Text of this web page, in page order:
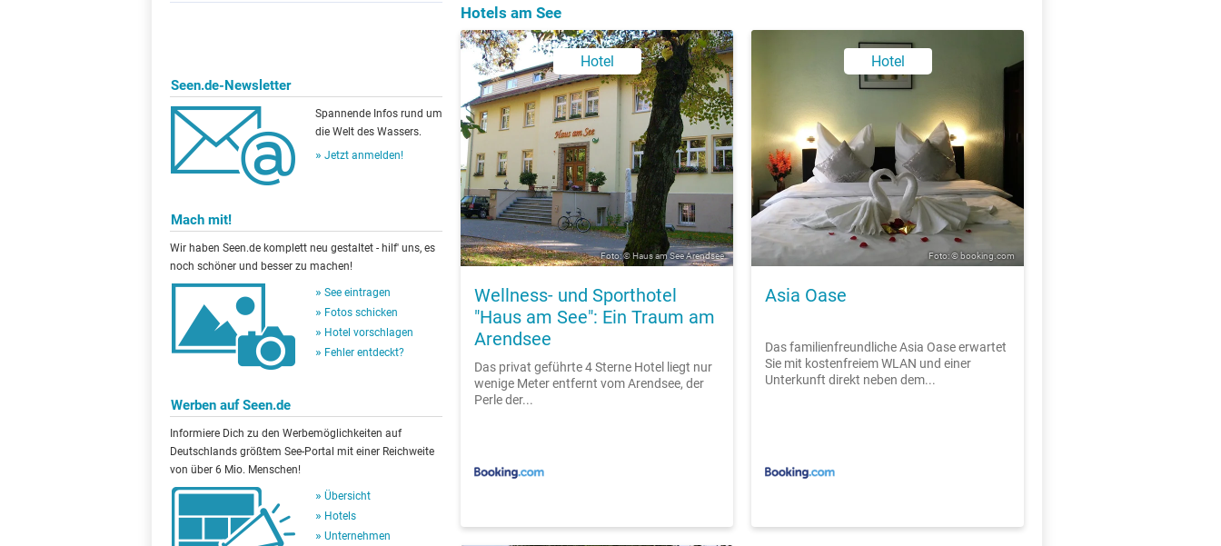
Seen.de-Newsletter
Spannende Infos rund um
die Welt des Wassers.
Jetzt anmelden!
Mach mit!
Wir haben Seen.de komplett neu gestaltet - hilf' uns, es
noch schöner und besser zu machen!
See eintragen
Fotos schicken
Hotel vorschlagen
Fehler entdeckt?
Werben auf Seen.de
Informiere Dich zu den Werbemöglichkeiten auf
Deutschlands größtem See-Portal mit einer Reichweite
von über 6 Mio. Menschen!
Übersicht
Hotels
Unternehmen
Hotels am See
Hotel
Foto: © Haus am See Arendsee
Wellness- und Sporthotel
"Haus am See": Ein Traum am
Arendsee
Das privat geführte 4 Sterne Hotel liegt nur
wenige Meter entfernt vom Arendsee, der
Perle der...
Hotel
Foto: © booking.com
Asia Oase
Das familienfreundliche Asia Oase erwartet
Sie mit kostenfreiem WLAN und einer
Unterkunft direkt neben dem...